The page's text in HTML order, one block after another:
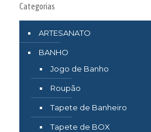
Categorias
ARTESANATO
BANHO
Jogo de Banho
Roupão
Tapete de Banheiro
Tapete de BOX